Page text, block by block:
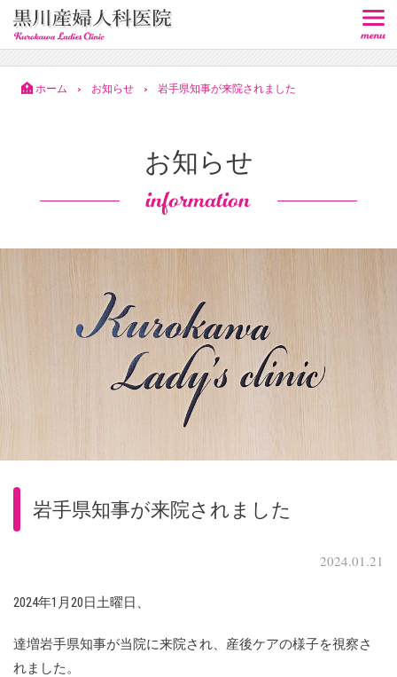
ホーム > お知らせ > 岩手県知事が来院されました
お知らせ
information
岩手県知事が来院されました
2024.01.21
2024年1月20日土曜日、
達増岩手県知事が当院に来院され、産後ケアの様子を視察さ
れました。